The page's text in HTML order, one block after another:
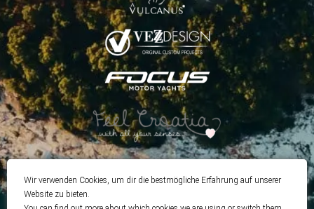
Wir verwenden Cookies, um dir die bestmögliche Erfahrung auf unserer
Website zu bieten.